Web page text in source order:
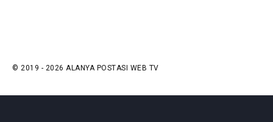
© 2019 - 2026 ALANYA POSTASI WEB TV